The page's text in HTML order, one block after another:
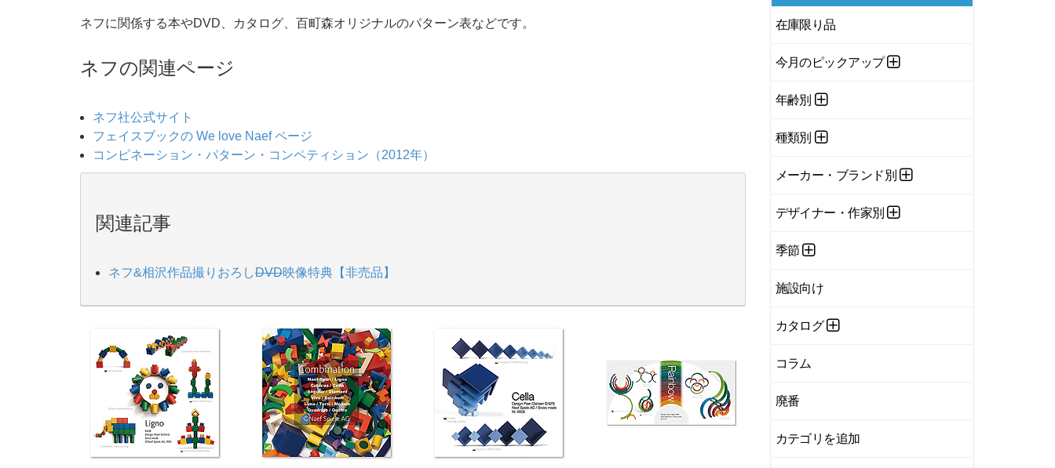
ネフに関係する本やDVD、カタログ、百町森オリジナルのパターン表などです。
ネフの関連ページ
ネフ社公式サイト
フェイスブックの We love Naef ページ
コンピネーション・パターン・コンペティション（2012年）
関連記事
ネフ&相沢作品撮りおろしDVD映像特典【非売品】
在庫限り品
今月のピックアップ
年齢別
種類別
メーカー・ブランド別
デザイナー・作家別
季節
施設向け
カタログ
コラム
廃番
カテゴリを追加